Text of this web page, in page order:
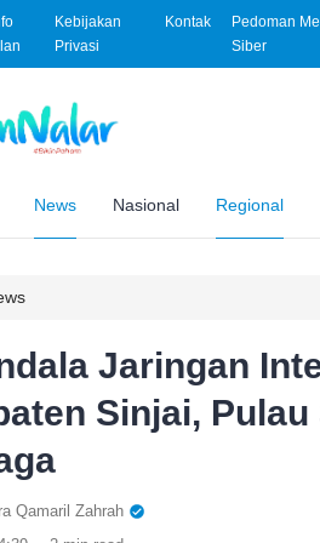
Kebijakan
Privasi
Kontak
Pedoman
Siber
News Nasional Regional
Jaringan
Sinjai,
Qamaril Zahrah